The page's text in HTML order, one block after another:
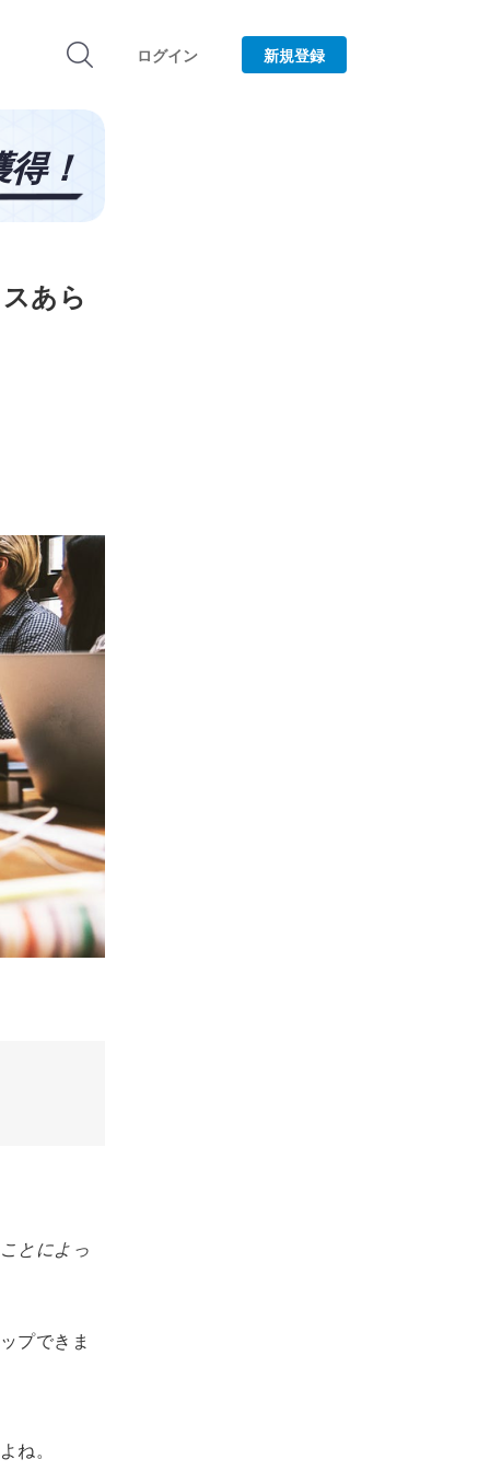
ログイン 新規登録
あら
とによっ
プできま
ね。